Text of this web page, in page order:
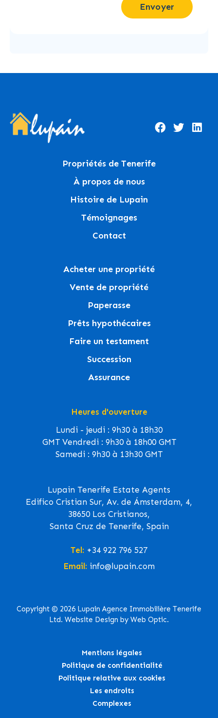
Envoyer
Propriétés de Tenerife
À propos de nous
Histoire de Lupain
Témoignages
Contact
Acheter une propriété
Vente de propriété
Paperasse
Prêts hypothécaires
Faire un testament
Succession
Assurance
Heures d'ouverture
Lundi - jeudi : 9h30 à 18h30
GMT Vendredi : 9h30 à 18h00 GMT
Samedi : 9h30 à 13h30 GMT
Lupain Tenerife Estate Agents
Edifico Cristian Sur, Av. de Ámsterdam, 4,
38650 Los Cristianos,
Santa Cruz de Tenerife, Spain
Tel: +34 922 796 527
Email: info@lupain.com
Copyright © 2026 Lupain Agence Immobilière Tenerife
Ltd. Website Design by Web Optic.
Mentions légales
Politique de confidentialité
Politique relative aux cookies
Les endroits
Complexes